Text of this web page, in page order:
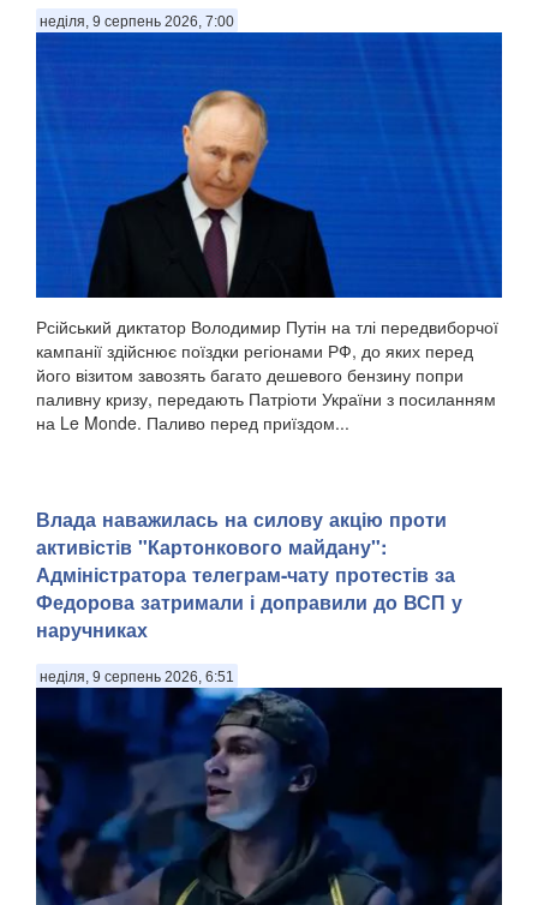
неділя, 9 серпень 2026, 7:00
Рсійський диктатор Володимир Путін на тлі передвиборчої
кампанії здійснює поїздки регіонами РФ, до яких перед
його візитом завозять багато дешевого бензину попри
паливну кризу, передають Патріоти України з посиланням
на Le Monde. Паливо перед приїздом...
Влада наважилась на силову акцію проти
активістів "Картонкового майдану":
Адміністратора телеграм-чату протестів за
Федорова затримали і доправили до ВСП у
наручниках
неділя, 9 серпень 2026, 6:51